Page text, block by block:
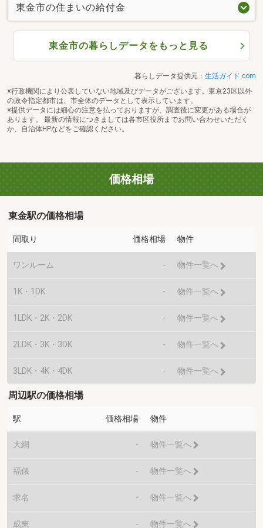
東金市の住まいの給付金
東金市の暮らしデータをもっと見る
暮らしデータ提供元： 生活ガイド.com
※行政機関により公表していない地域及びデータがございます。東京23区以外
の政令指定都市は、市全体のデータとして表示しています。
※提供データには細心の注意を払っておりますが、調査後に変更がある場合が
あります。 最新の情報につきましては各市区役所までお問い合わせいただく
か、自治体HPなどをご確認ください。
価格相場
東金駅の価格相場
間取り 価格相場 物件
ワンルーム - 物件一覧へ
1K・1DK - 物件一覧へ
1LDK・2K・2DK - 物件一覧へ
2LDK・3K・3DK - 物件一覧へ
3LDK・4K・4DK - 物件一覧へ
周辺駅の価格相場
駅 価格相場 物件
大網 - 物件一覧へ
福俵 - 物件一覧へ
求名 - 物件一覧へ
成東 - 物件一覧へ